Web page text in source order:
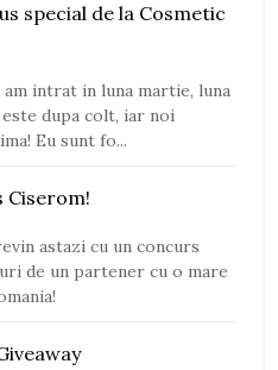
special de la Cosmetic
intrat in luna martie, luna
dupa colt, iar noi
Eu sunt fo...
Ciserom!
astazi cu un concurs
de un partener cu o mare